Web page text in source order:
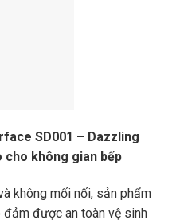
SD001 – Dazzling
cho không gian bếp
không mối nối, sản phẩm
được an toàn vệ sinh